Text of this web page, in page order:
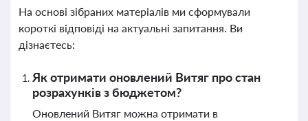
На основі зібраних матеріалів ми сформували
короткі відповіді на актуальні запитання. Ви
дізнаєтесь:
Як отримати оновлений Витяг про стан
розрахунків з бюджетом?
Оновлений Витяг можна отримати в